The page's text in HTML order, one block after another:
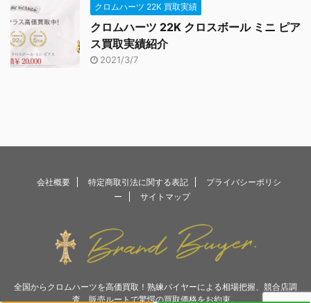
クロムハーツ 22K 買取実績
クロムハーツ 22K クロスボール ミニ ピア
ス買取実績紹介
2021/3/7
会社概要 特定商取引法に関する表記
プライバシーポリシ
ー
サイトマップ
全国からクロムハーツを高価買取！熟練バイヤーによる相場把握、競合店調
査、販売ルートで驚愕の買取価格をお約束。